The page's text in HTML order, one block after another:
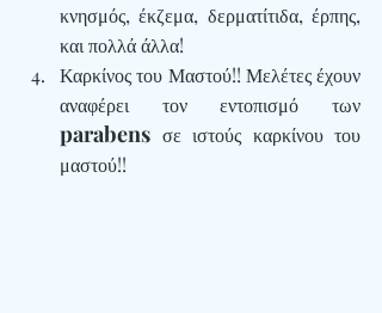
κνησμός, έκζεμα, δερματίτιδα, έρπης,
και πολλά άλλα!
Καρκίνος του Μαστού!! Μελέτες έχουν
parabens σε ιστούς καρκίνου του
μαστού!!